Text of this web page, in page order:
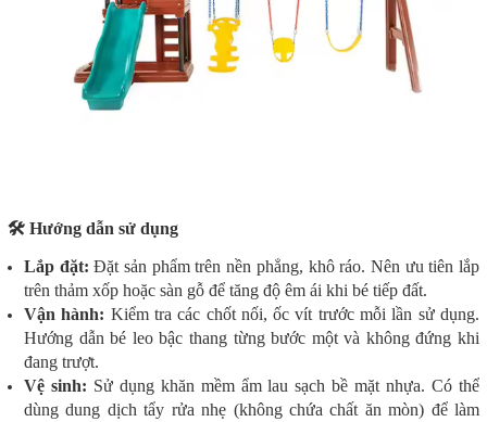
🛠️ Hướng dẫn sử dụng
Lắp đặt: Đặt sản phẩm trên nền phẳng, khô ráo. Nên ưu tiên lắp
trên thảm xốp hoặc sàn gỗ để tăng độ êm ái khi bé tiếp đất.
Vận hành: Kiểm tra các chốt nối, ốc vít trước mỗi lần sử dụng.
Hướng dẫn bé leo bậc thang từng bước một và không đứng khi
đang trượt.
Vệ sinh: Sử dụng khăn mềm ẩm lau sạch bề mặt nhựa. Có thể
dùng dung dịch tẩy rửa nhẹ (không chứa chất ăn mòn) để làm